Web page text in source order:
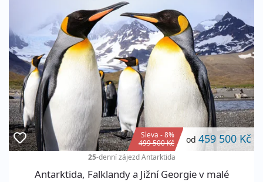
Sleva - 8%
499 500 Kč
od 459 500 Kč
25-denní zájezdAntarktida
Antarktida, Falklandy a Jižní Georgie v malé